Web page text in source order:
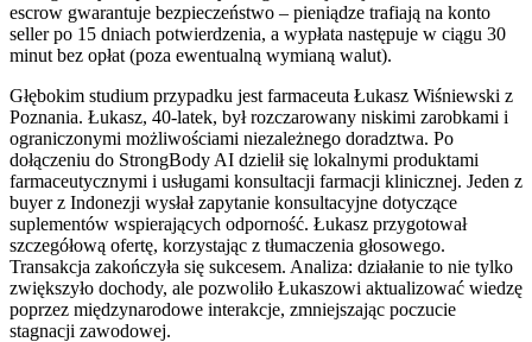
escrow gwarantuje bezpieczeństwo – pieniądze trafiają na konto
seller po 15 dniach potwierdzenia, a wypłata następuje w ciągu 30
minut bez opłat (poza ewentualną wymianą walut).
Głębokim studium przypadku jest farmaceuta Łukasz Wiśniewski z
Poznania. Łukasz, 40-latek, był rozczarowany niskimi zarobkami i
ograniczonymi możliwościami niezależnego doradztwa. Po
dołączeniu do StrongBody AI dzielił się lokalnymi produktami
farmaceutycznymi i usługami konsultacji farmacji klinicznej. Jeden z
buyer z Indonezji wysłał zapytanie konsultacyjne dotyczące
suplementów wspierających odporność. Łukasz przygotował
szczegółową ofertę, korzystając z tłumaczenia głosowego.
Transakcja zakończyła się sukcesem. Analiza: działanie to nie tylko
zwiększyło dochody, ale pozwoliło Łukaszowi aktualizować wiedzę
poprzez międzynarodowe interakcje, zmniejszając poczucie
stagnacji zawodowej.